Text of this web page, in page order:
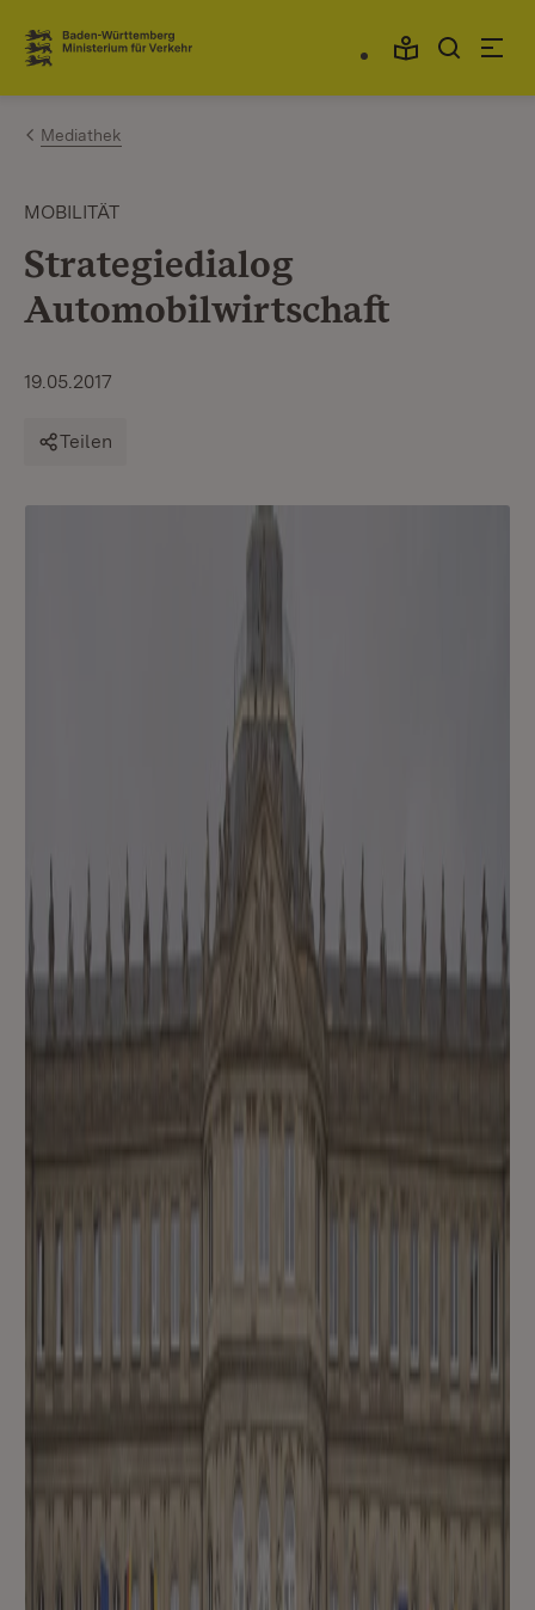
Zum Inhalt springen
Link zur Startseite
Mediathek
MOBILITÄT
Strategiedialog
Automobilwirtschaft
19.05.2017
Teilen